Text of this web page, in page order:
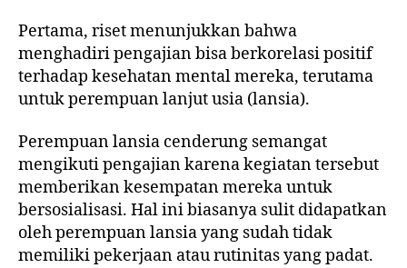
Pertama, riset menunjukkan bahwa
menghadiri pengajian bisa berkorelasi positif
terhadap kesehatan mental mereka, terutama
untuk perempuan lanjut usia (lansia).
Perempuan lansia cenderung semangat
mengikuti pengajian karena kegiatan tersebut
memberikan kesempatan mereka untuk
bersosialisasi. Hal ini biasanya sulit didapatkan
oleh perempuan lansia yang sudah tidak
memiliki pekerjaan atau rutinitas yang padat.